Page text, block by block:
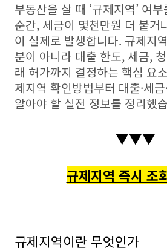
부동산을 살 때 ‘규제지역’ 여
순간, 세금이 몇천만원 더 붙거
이 실제로 발생합니다. 규제지
분이 아니라 대출 한도, 세금,
래 허가까지 결정하는 핵심 요
제지역 확인방법부터 대출·세
알아야 할 실전 정보를 정리했
▼▼▼
규제지역 즉시 조
규제지역이란 무엇인가